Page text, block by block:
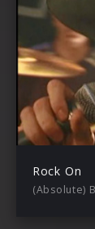
Rock On
(Absolute)